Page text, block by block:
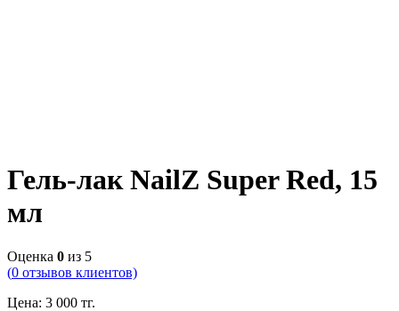
Гель-лак NailZ Super Red, 15
мл
Оценка 0 из 5
(0 отзывов клиентов)
Цена: 3 000 тг.